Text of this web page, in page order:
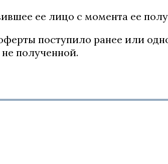
ее лицо с момента ее
поступило ранее или
полученной.